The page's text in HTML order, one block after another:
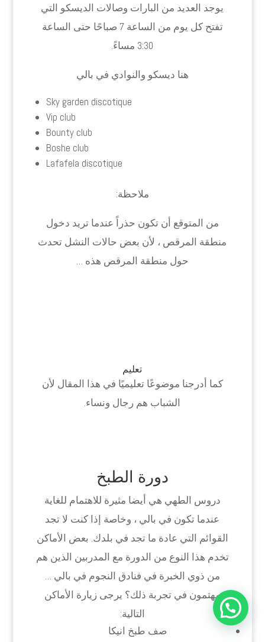
يوجد العديد من البارات وصالات الديسكو التي
تفتح كل يوم من الساعة 7 صباحًا حتى الساعة
3:30 مساءً.
هنا ديسكو والنوادي في بالي
Sky garden discotique
Vip club
Bounty club
Boshe club
Lafafela discotique
ملاحظة:
من المتوقع أن تكون حذراً عندما تريد دخول
منطقة المرقص ، لأن بعض حالات النشل تحدث
حول منطقة المرقص هذه …
تعليم
كما أدرجنا موضوعًا تعليميًا في هذا المقال لأن
الشباب هم رجال ونساء.
دورة الطبخ
دروس الطهي هي أيضا مثيرة للاهتمام للغاية
عندما تكون في بالي ، وخاصة إذا كنت لا تجد
القوائم التي عادة ما تجد في بلدك. بعض الأماكن
تخدم هذا النوع من الدورة مع المدربين الذين هم
من ذوي الخبرة في فنادق النجوم في بالي …
مهتمون في تجربة ذلك؟ يرجى زيارة الأماكن
التالية:
صف طبخ انيكا